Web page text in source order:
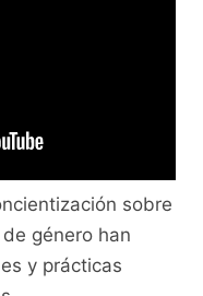
sobre
género han
y prácticas